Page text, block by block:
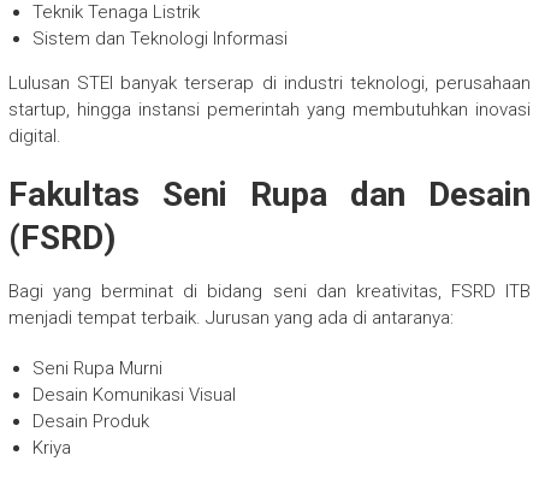
Teknik Tenaga Listrik
Sistem dan Teknologi Informasi
Lulusan STEI banyak terserap di industri teknologi, perusahaan
startup, hingga instansi pemerintah yang membutuhkan inovasi
digital.
Fakultas Seni Rupa dan Desain
(FSRD)
Bagi yang berminat di bidang seni dan kreativitas, FSRD ITB
menjadi tempat terbaik. Jurusan yang ada di antaranya:
Seni Rupa Murni
Desain Komunikasi Visual
Desain Produk
Kriya